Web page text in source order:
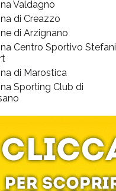
Valdagno
di Creazzo
di Arzignano
Centro Sportivo Stefani
di Marostica
Sporting Club di